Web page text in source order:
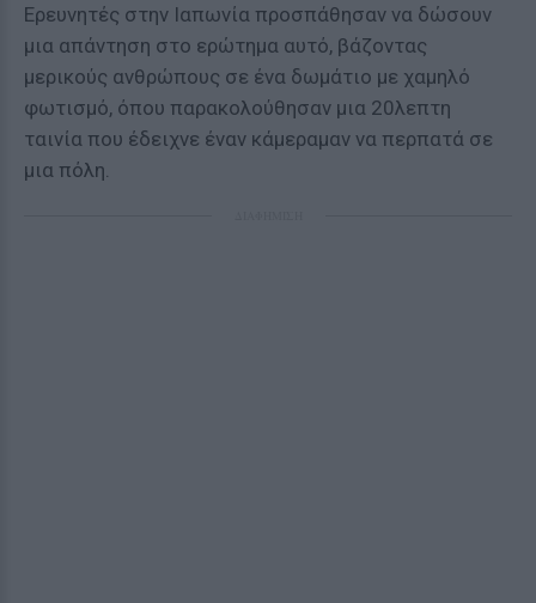
Ερευνητές στην Ιαπωνία προσπάθησαν να δώσουν
μια απάντηση στο ερώτημα αυτό, βάζοντας
μερικούς ανθρώπους σε ένα δωμάτιο με χαμηλό
φωτισμό, όπου παρακολούθησαν μια 20λεπτη
ταινία που έδειχνε έναν κάμεραμαν να περπατά σε
μια πόλη.